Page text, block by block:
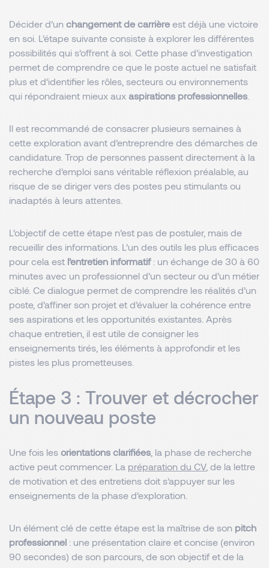
Décider d’un changement de carrière est déjà une victoire
en soi. L’étape suivante consiste à explorer les différentes
possibilités qui s’offrent à soi. Cette phase d’investigation
permet de comprendre ce que le poste actuel ne satisfait
plus et d’identifier les rôles, secteurs ou environnements
qui répondraient mieux aux aspirations professionnelles
Il est recommandé de consacrer plusieurs semaines à
cette exploration avant d’entreprendre des démarches de
candidature. Trop de personnes passent directement à la
recherche d’emploi sans véritable réflexion préalable, au
risque de se diriger vers des postes peu stimulants ou
inadaptés à leurs attentes.
L’objectif de cette étape n’est pas de postuler, mais de
recueillir des informations. L’un des outils les plus efficaces
pour cela est l’entretien informatif: un échange de 30 à 60
minutes avec un professionnel d’un secteur ou d’un métier
ciblé. Ce dialogue permet de comprendre les réalités d’un
poste, d’affiner son projet et d’évaluer la cohérence entre
ses aspirations et les opportunités existantes. Après
chaque entretien, il est utile de consigner les
enseignements tirés, les éléments à approfondir et les
pistes les plus prometteuses.
Étape 3 : Trouver et décrocher
un nouveau poste
Une fois les orientations clarifiées , la phase de recherche
active peut commencer. La préparation du CV, de la lettre
de motivation et des entretiens doit s’appuyer sur les
enseignements de la phase d’exploration.
Un élément clé de cette étape est la maîtrise de son pitch
professionnel : une présentation claire et concise (environ
90 secondes) de son parcours, de son objectif et de la